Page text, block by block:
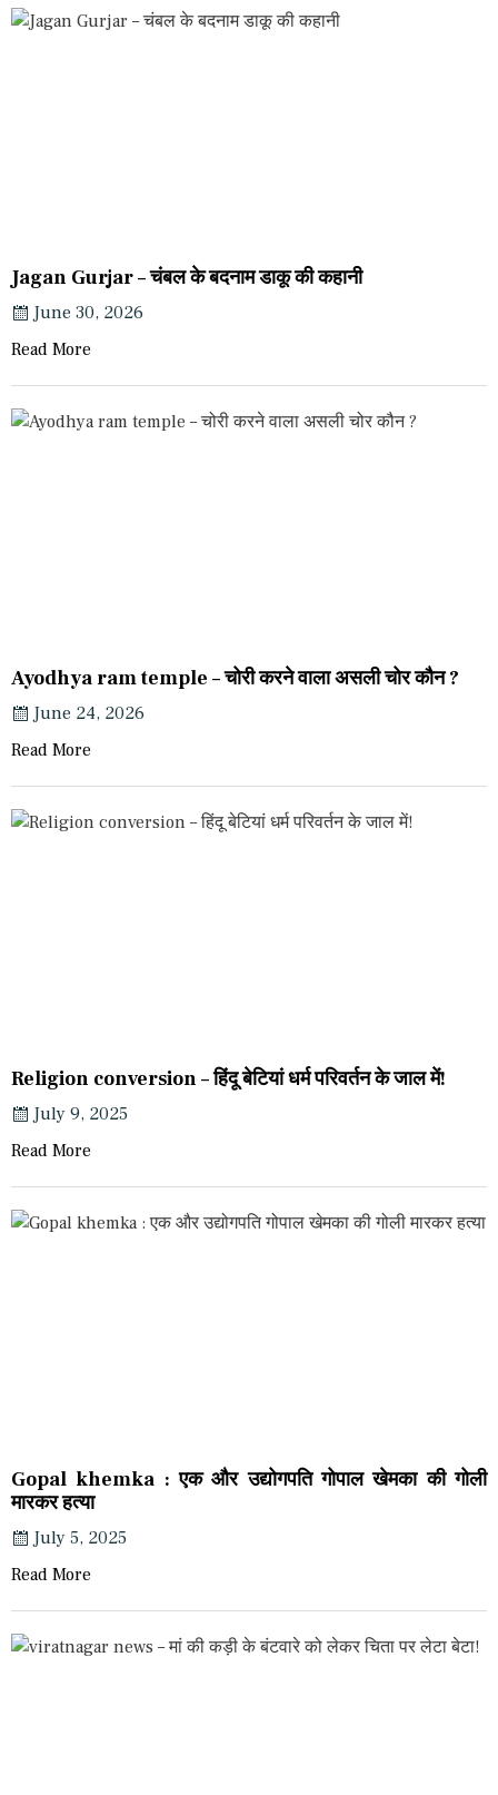
Jagan Gurjar – चंबल के बदनाम डाकू की कहानी
June 30, 2026
Read More
Ayodhya ram temple – चोरी करने वाला असली चोर कौन ?
June 24, 2026
Read More
Religion conversion – हिंदू बेटियां धर्म परिवर्तन के जाल में!
July 9, 2025
Read More
Gopal khemka : एक और उद्योगपति गोपाल खेमका की गोली
मारकर हत्या
July 5, 2025
Read More